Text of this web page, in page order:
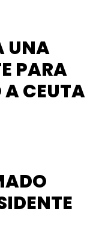
UNA
PARA
A CEUTA